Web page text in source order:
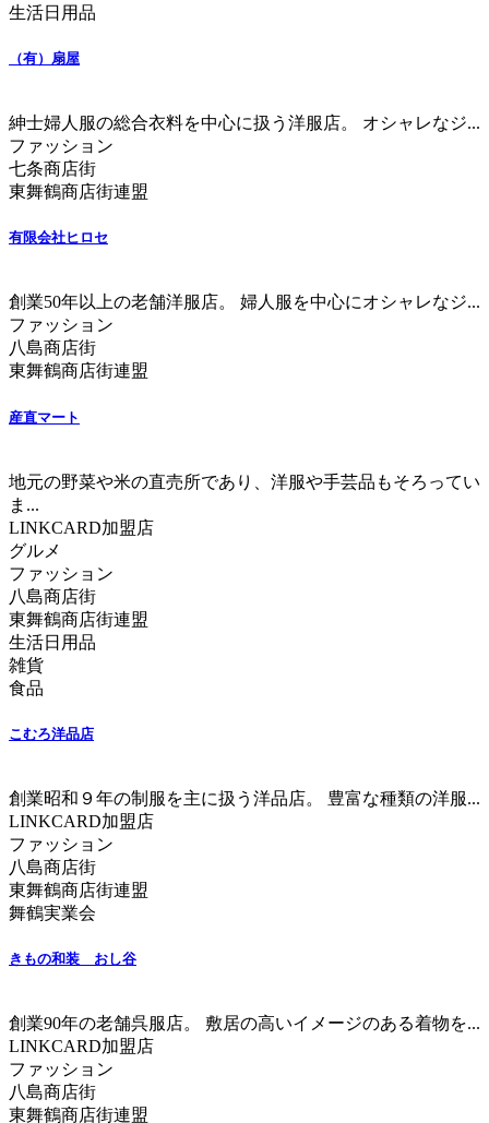
生活日用品
（有）扇屋
紳士婦人服の総合衣料を中心に扱う洋服店。 オシャレなジ...
ファッション
七条商店街
東舞鶴商店街連盟
有限会社ヒロセ
創業50年以上の老舗洋服店。 婦人服を中心にオシャレなジ...
ファッション
八島商店街
東舞鶴商店街連盟
産直マート
地元の野菜や米の直売所であり、洋服や手芸品もそろってい
ま...
LINKCARD加盟店
グルメ
ファッション
八島商店街
東舞鶴商店街連盟
生活日用品
雑貨
食品
こむろ洋品店
創業昭和９年の制服を主に扱う洋品店。 豊富な種類の洋服...
LINKCARD加盟店
ファッション
八島商店街
東舞鶴商店街連盟
舞鶴実業会
きもの和装 おし谷
創業90年の老舗呉服店。 敷居の高いイメージのある着物を...
LINKCARD加盟店
ファッション
八島商店街
東舞鶴商店街連盟